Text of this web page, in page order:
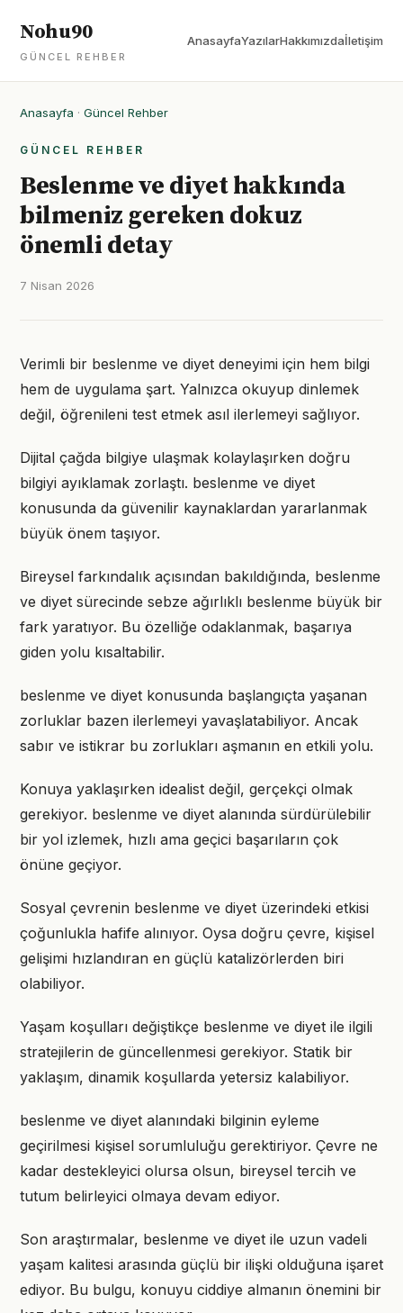
Nohu90
GÜNCEL REHBER
AnasayfaYazılarHakkımızdaİletişim
Anasayfa · Güncel Rehber
GÜNCEL REHBER
Beslenme ve diyet hakkında
bilmeniz gereken dokuz
önemli detay
7 Nisan 2026
Verimli bir beslenme ve diyet deneyimi için hem bilgi
hem de uygulama şart. Yalnızca okuyup dinlemek
değil, öğrenileni test etmek asıl ilerlemeyi sağlıyor.
Dijital çağda bilgiye ulaşmak kolaylaşırken doğru
bilgiyi ayıklamak zorlaştı. beslenme ve diyet
konusunda da güvenilir kaynaklardan yararlanmak
büyük önem taşıyor.
Bireysel farkındalık açısından bakıldığında, beslenme
ve diyet sürecinde sebze ağırlıklı beslenme büyük bir
fark yaratıyor. Bu özelliğe odaklanmak, başarıya
giden yolu kısaltabilir.
beslenme ve diyet konusunda başlangıçta yaşanan
zorluklar bazen ilerlemeyi yavaşlatabiliyor. Ancak
sabır ve istikrar bu zorlukları aşmanın en etkili yolu.
Konuya yaklaşırken idealist değil, gerçekçi olmak
gerekiyor. beslenme ve diyet alanında sürdürülebilir
bir yol izlemek, hızlı ama geçici başarıların çok
önüne geçiyor.
Sosyal çevrenin beslenme ve diyet üzerindeki etkisi
çoğunlukla hafife alınıyor. Oysa doğru çevre, kişisel
gelişimi hızlandıran en güçlü katalizörlerden biri
olabiliyor.
Yaşam koşulları değiştikçe beslenme ve diyet ile ilgili
stratejilerin de güncellenmesi gerekiyor. Statik bir
yaklaşım, dinamik koşullarda yetersiz kalabiliyor.
beslenme ve diyet alanındaki bilginin eyleme
geçirilmesi kişisel sorumluluğu gerektiriyor. Çevre ne
kadar destekleyici olursa olsun, bireysel tercih ve
tutum belirleyici olmaya devam ediyor.
Son araştırmalar, beslenme ve diyet ile uzun vadeli
yaşam kalitesi arasında güçlü bir ilişki olduğuna işaret
ediyor. Bu bulgu, konuyu ciddiye almanın önemini bir